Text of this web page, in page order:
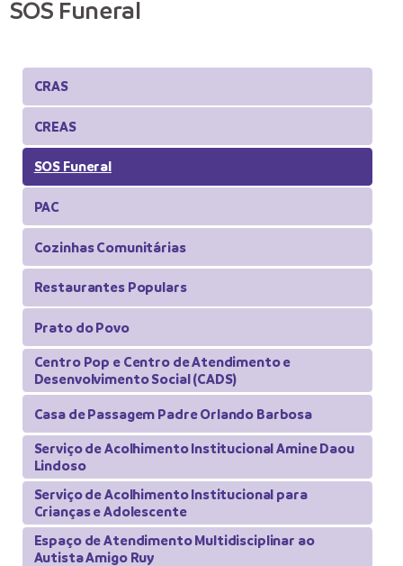
SOS Funeral
CRAS
CREAS
SOS Funeral
PAC
Cozinhas Comunitárias
Restaurantes Populars
Prato do Povo
Centro Pop e Centro de Atendimento e
Desenvolvimento Social (CADS)
Casa de Passagem Padre Orlando Barbosa
Serviço de Acolhimento Institucional Amine Daou
Lindoso
Serviço de Acolhimento Institucional para
Crianças e Adolescente
Espaço de Atendimento Multidisciplinar ao
Autista Amigo Ruy